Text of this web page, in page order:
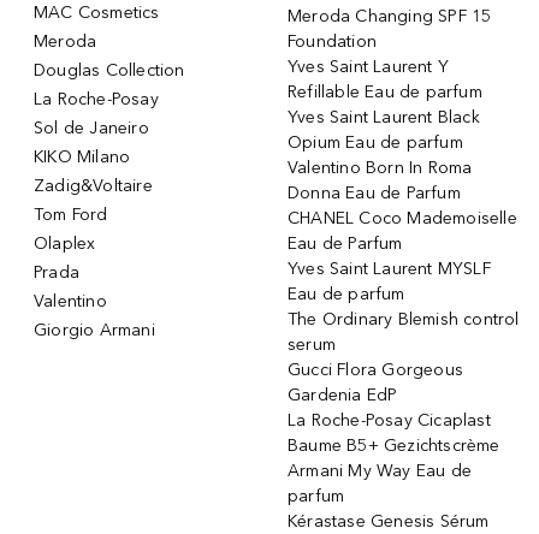
MAC Cosmetics
Meroda
Douglas Collection
La Roche-Posay
Sol de Janeiro
KIKO Milano
Zadig&Voltaire
Tom Ford
Olaplex
Prada
Valentino
Giorgio Armani
Meroda Changing SPF 15
Foundation
Yves Saint Laurent Y
Refillable Eau de parfum
Yves Saint Laurent Black
Opium Eau de parfum
Valentino Born In Roma
Donna Eau de Parfum
CHANEL Coco Mademoiselle
Eau de Parfum
Yves Saint Laurent MYSLF
Eau de parfum
The Ordinary Blemish control
serum
Gucci Flora Gorgeous
Gardenia EdP
La Roche-Posay Cicaplast
Baume B5+ Gezichtscrème
Armani My Way Eau de
parfum
Kérastase Genesis Sérum